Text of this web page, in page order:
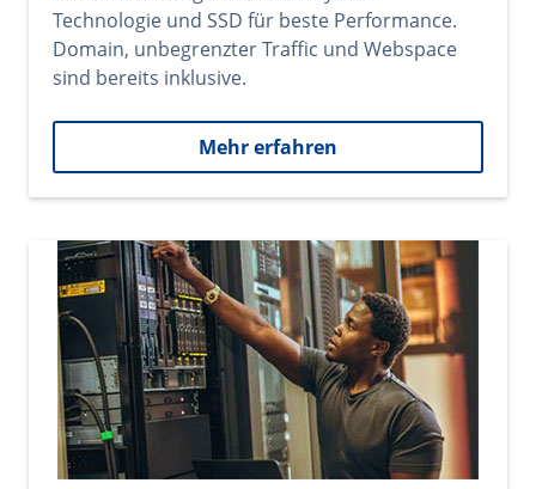
Technologie und SSD für beste Performance.
Domain, unbegrenzter Traffic und Webspace
sind bereits inklusive.
Mehr erfahren